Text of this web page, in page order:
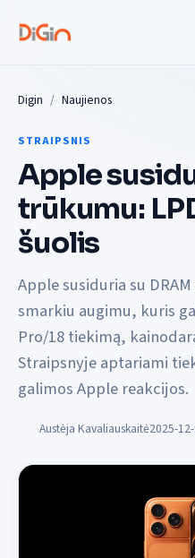
Digin Naujienos
STRAIPSNIS
Apple
trūkumu:
šuolis
Apple susiduria su
smarkiu augimu, kuris
Pro/18 tiekimą,
Straipsnyje aptariami
galimos Apple reakcijos.
Austėja Kavaliauskaitė2025-